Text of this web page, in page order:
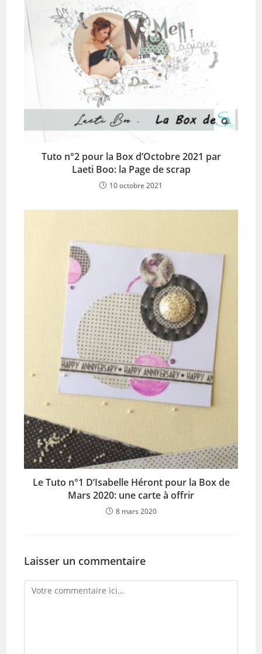
Tuto n°2 pour la Box d’Octobre 2021 par
Laeti Boo: la Page de scrap
10 octobre 2021
Le Tuto n°1 D’Isabelle Héront pour la Box de
Mars 2020: une carte à offrir
8 mars 2020
Laisser un commentaire
Comment